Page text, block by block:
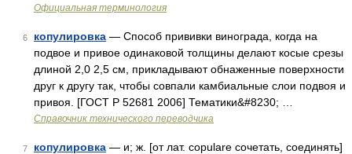
Официальная терминология
6 копулировка — Способ прививки винограда, когда на
подвое и привое одинаковой толщины делают косые срезы
длиной 2,0 2,5 см, прикладывают обнаженные поверхности
друг к другу так, чтобы совпали камбиальные слои подвоя и
привоя. [ГОСТ Р 52681 2006] Тематики&#8230; …
Справочник технического переводчика
7 копулировка — и; ж. [от лат. copulare сочетать, соединять]